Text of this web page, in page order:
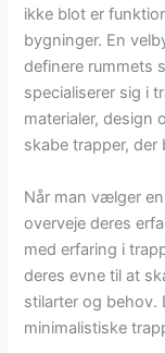
ikke blot er
bygninger. En
definere rummets
specialiserer sig i
materialer, design
skabe trapper, der
Når man vælger
overveje deres
med erfaring i
deres evne til at
stilarter og behov.
minimalistiske